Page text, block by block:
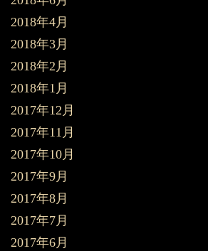
2018年4月
2018年3月
2018年2月
2018年1月
2017年12月
2017年11月
2017年10月
2017年9月
2017年8月
2017年7月
2017年6月